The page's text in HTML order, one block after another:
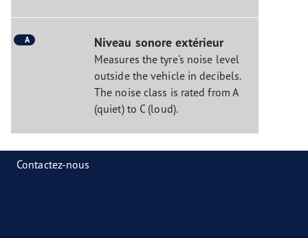
A Niveau sonore extérieur
Measures the tyre's noise level
outside the vehicle in decibels.
The noise class is rated from A
(quiet) to C (loud).
Contactez-nous